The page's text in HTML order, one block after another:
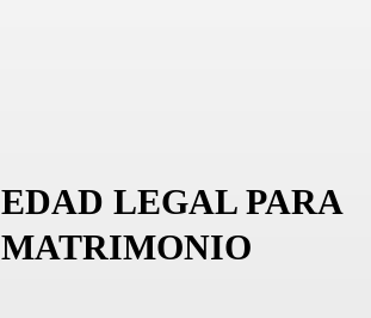
EDAD LEGAL PARA
MATRIMONIO